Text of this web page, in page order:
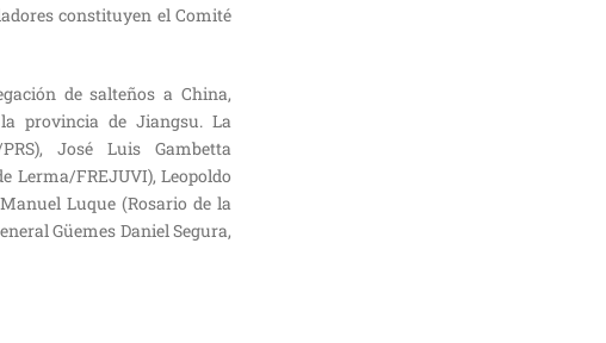
constituyen el Comité
de salteños a China,
provincia de Jiangsu. La
José Luis Gambetta
Lerma/FREJUVI), Leopoldo
Luque (Rosario de la
Güemes Daniel Segura,